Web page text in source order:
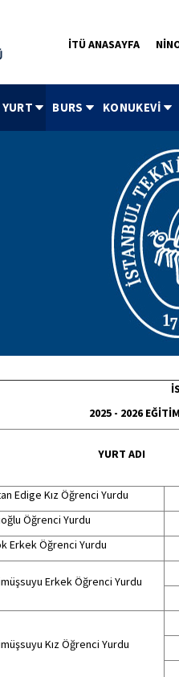
İTÜ ANASAYFA
YURT BURS KONUKEVİ
2025 - 2026
YURT ADI
Edige Kız Öğrenci Yurdu
Öğrenci Yurdu
Erkek Öğrenci Yurdu
Erkek Öğrenci Yurdu
Kız Öğrenci Yurdu